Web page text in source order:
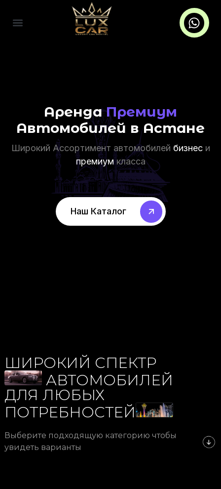
АрендаПремиум
Автомобилей в Астане
Широкий Ассортимент автомобилей бизнеси
премиумкласса
Наш Каталог
ШИРОКИЙ СПЕКТР
АВТОМОБИЛЕЙ
ДЛЯ ЛЮБЫХ
ПОТРЕБНОСТЕЙ
Выберите подходящую категорию чтобы
увидеть варианты